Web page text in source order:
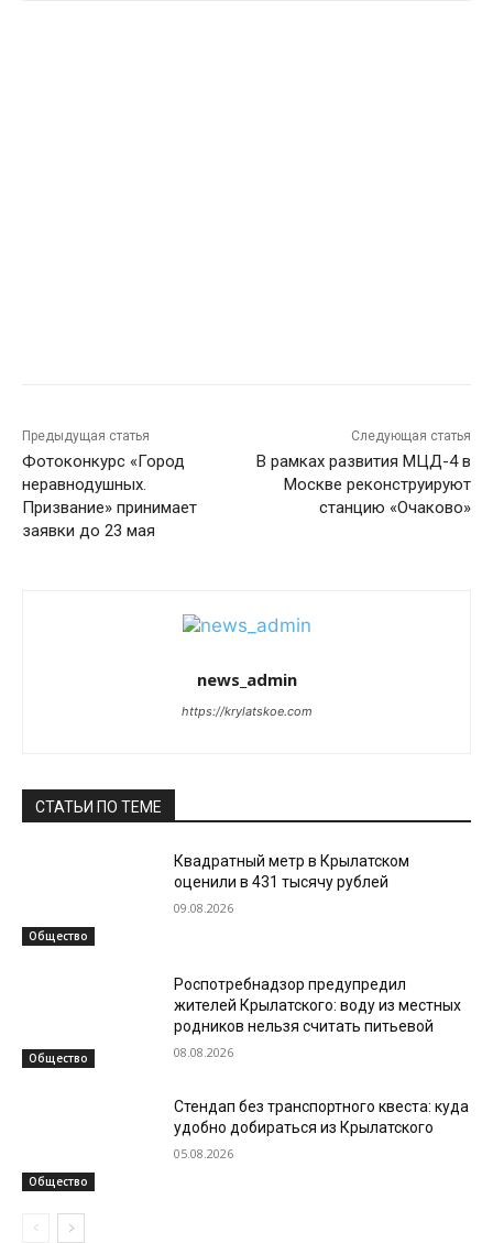
Предыдущая статья
Фотоконкурс «Город
неравнодушных.
Призвание» принимает
заявки до 23 мая
Следующая статья
В рамках развития МЦД-4 в
Москве реконструируют
станцию «Очаково»
news_admin
https://krylatskoe.com
СТАТЬИ ПО ТЕМЕ
Общество
Квадратный метр в Крылатском
оценили в 431 тысячу рублей
09.08.2026
Общество
Роспотребнадзор предупредил
жителей Крылатского: воду из местных
родников нельзя считать питьевой
08.08.2026
Общество
Стендап без транспортного квеста: куда
удобно добираться из Крылатского
05.08.2026